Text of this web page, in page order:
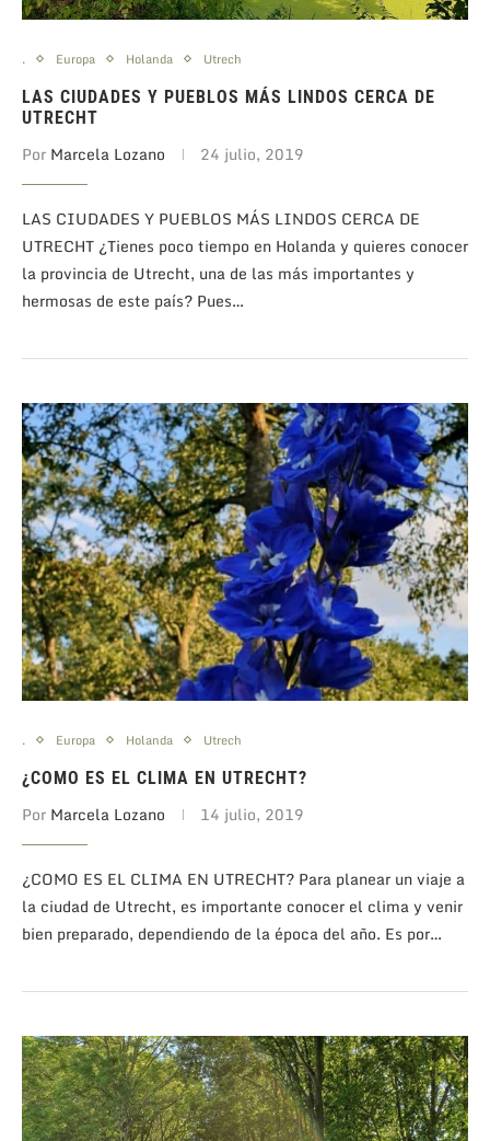
. Europa Holanda Utrech
LAS CIUDADES Y PUEBLOS MÁS LINDOS CERCA DE
UTRECHT
Por Marcela Lozano 24 julio, 2019
LAS CIUDADES Y PUEBLOS MÁS LINDOS CERCA DE
UTRECHT ¿Tienes poco tiempo en Holanda y quieres conocer
la provincia de Utrecht, una de las más importantes y
hermosas de este país? Pues…
. Europa Holanda Utrech
¿COMO ES EL CLIMA EN UTRECHT?
Por Marcela Lozano 14 julio, 2019
¿COMO ES EL CLIMA EN UTRECHT? Para planear un viaje a
la ciudad de Utrecht, es importante conocer el clima y venir
bien preparado, dependiendo de la época del año. Es por…